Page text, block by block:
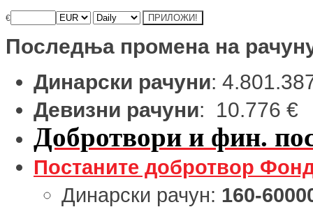
€
Последња промена на
Динарски рачуни:
Девизни рачуни: 10.776 €
Добротвори и фин.
Постаните добротвор
Динарски рачун: 160-